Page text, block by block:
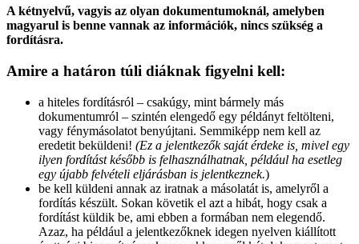
A kétnyelvű, vagyis az olyan dokumentumoknál, amelyben
magyarul is benne vannak az információk, nincs szükség a
fordításra.
Amire a határon túli diáknak figyelni kell:
a hiteles fordításról – csakúgy, mint bármely más
dokumentumról – szintén elengedő egy példányt feltölteni,
vagy fénymásolatot benyújtani. Semmiképp nem kell az
eredetit beküldeni! (Ez a jelentkezők saját érdeke is, mivel egy
ilyen fordítást később is felhasználhatnak, például ha esetleg
egy újabb felvételi eljárásban is jelentkeznek.)
be kell küldeni annak az iratnak a másolatát is, amelyről a
fordítás készült. Sokan követik el azt a hibát, hogy csak a
fordítást küldik be, ami ebben a formában nem elegendő.
Azaz, ha például a jelentkezőknek idegen nyelven kiállított